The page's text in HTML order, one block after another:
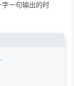
一句输出的时